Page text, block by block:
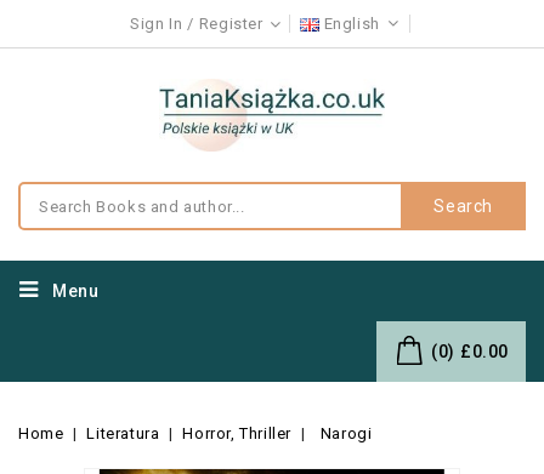
Sign In Register English
Search
Menu
(0) £0.00
Home Literatura Horror, Thriller Narogi